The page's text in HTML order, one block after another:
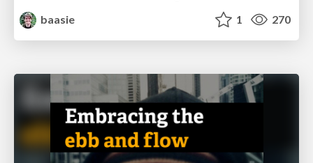
baasie
1 270